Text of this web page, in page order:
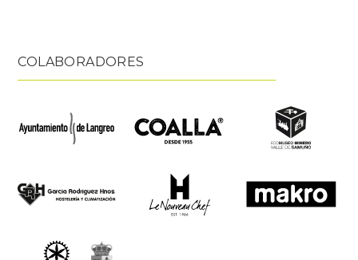
COLABORADORES